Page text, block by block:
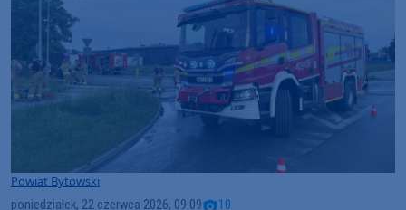
Powiat Bytowski
poniedziałek, 22 czerwca 2026, 09:09 10